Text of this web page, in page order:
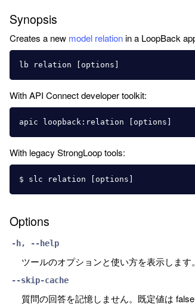
Synopsis
Creates a new model relationin a LoopBack
With API Connect developer toolkit:
With legacy StrongLoop tools:
Options
-h, --help
ツールのオプションと使い方を表示します。
--skip-cache
質問の回答を記憶しません。既定値は false